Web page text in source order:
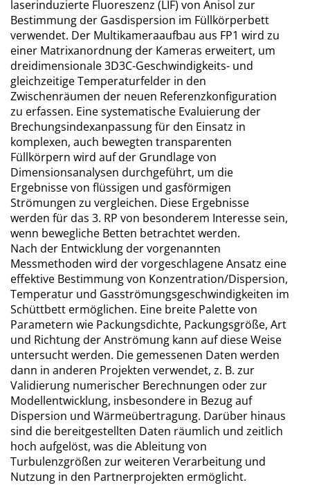
laserinduzierte Fluoreszenz (LIF) von Anisol zur
Bestimmung der Gasdispersion im Füllkörperbett
verwendet. Der Multikameraaufbau aus FP1 wird zu
einer Matrixanordnung der Kameras erweitert, um
dreidimensionale 3D3C-Geschwindigkeits- und
gleichzeitige Temperaturfelder in den
Zwischenräumen der neuen Referenzkonfiguration
zu erfassen. Eine systematische Evaluierung der
Brechungsindexanpassung für den Einsatz in
komplexen, auch bewegten transparenten
Füllkörpern wird auf der Grundlage von
Dimensionsanalysen durchgeführt, um die
Ergebnisse von flüssigen und gasförmigen
Strömungen zu vergleichen. Diese Ergebnisse
werden für das 3. RP von besonderem Interesse sein,
wenn bewegliche Betten betrachtet werden.
Nach der Entwicklung der vorgenannten
Messmethoden wird der vorgeschlagene Ansatz eine
effektive Bestimmung von Konzentration/Dispersion,
Temperatur und Gasströmungsgeschwindigkeiten im
Schüttbett ermöglichen. Eine breite Palette von
Parametern wie Packungsdichte, Packungsgröße, Art
und Richtung der Anströmung kann auf diese Weise
untersucht werden. Die gemessenen Daten werden
dann in anderen Projekten verwendet, z. B. zur
Validierung numerischer Berechnungen oder zur
Modellentwicklung, insbesondere in Bezug auf
Dispersion und Wärmeübertragung. Darüber hinaus
sind die bereitgestellten Daten räumlich und zeitlich
hoch aufgelöst, was die Ableitung von
Turbulenzgrößen zur weiteren Verarbeitung und
Nutzung in den Partnerprojekten ermöglicht.